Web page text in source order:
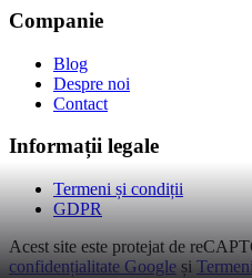
Companie
Blog
Despre noi
Contact
Informații legale
Termeni și condiții
GDPR
Acest site este protejat de
confidențialitate Google și